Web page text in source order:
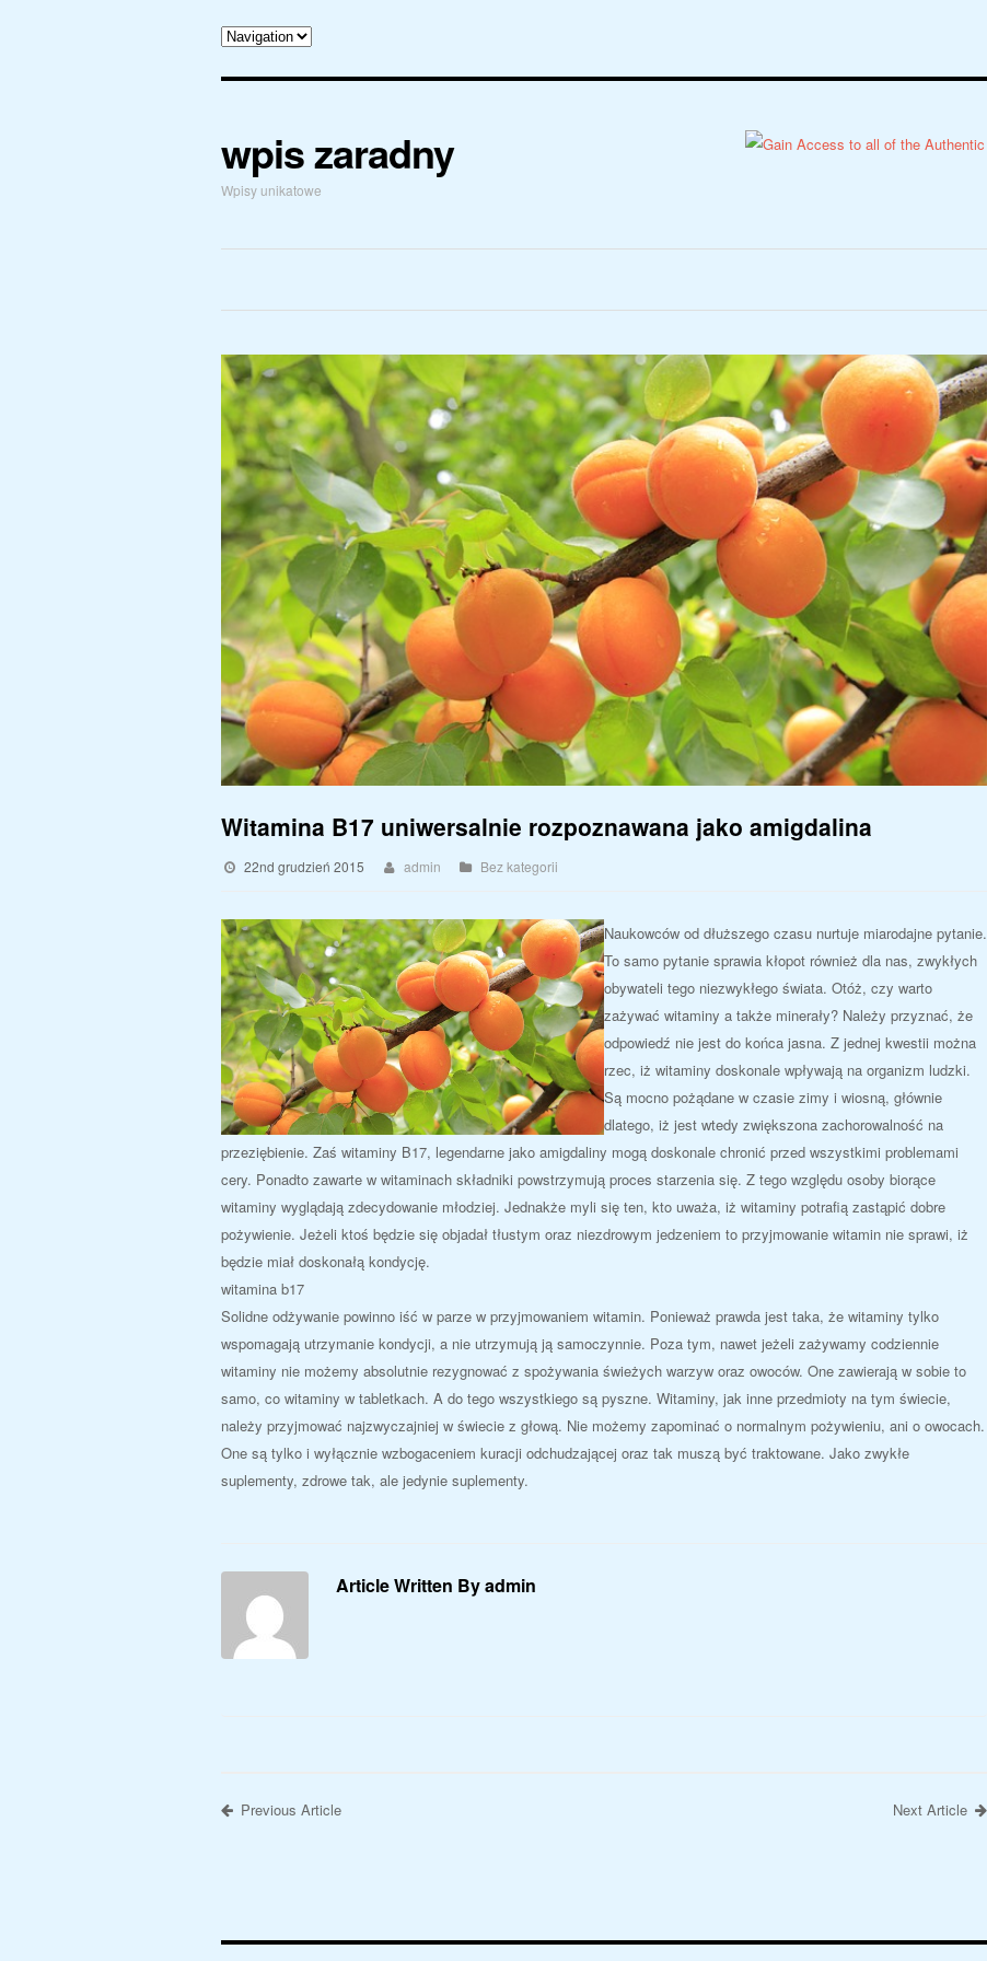
wpis zaradny
Wpisy unikatowe
Witamina B17 uniwersalnie rozpoznawana jako amigdalina
22nd grudzień 2015 admin Bez kategorii
Naukowców od dłuższego czasu nurtuje miarodajne pytanie.
To samo pytanie sprawia kłopot również dla nas, zwykłych
obywateli tego niezwykłego świata. Otóż, czy warto
zażywać witaminy a także minerały? Należy przyznać, że
odpowiedź nie jest do końca jasna. Z jednej kwestii można
rzec, iż witaminy doskonale wpływają na organizm ludzki.
Są mocno pożądane w czasie zimy i wiosną, głównie
dlatego, iż jest wtedy zwiększona zachorowalność na
przeziębienie. Zaś witaminy B17, legendarne jako amigdaliny mogą doskonale chronić przed wszystkimi problemami
cery. Ponadto zawarte w witaminach składniki powstrzymują proces starzenia się. Z tego względu osoby biorące
witaminy wyglądają zdecydowanie młodziej. Jednakże myli się ten, kto uważa, iż witaminy potrafią zastąpić dobre
pożywienie. Jeżeli ktoś będzie się objadał tłustym oraz niezdrowym jedzeniem to przyjmowanie witamin nie sprawi, iż
będzie miał doskonałą kondycję.
witamina b17
Solidne odżywanie powinno iść w parze w przyjmowaniem witamin. Ponieważ prawda jest taka, że witaminy tylko
wspomagają utrzymanie kondycji, a nie utrzymują ją samoczynnie. Poza tym, nawet jeżeli zażywamy codziennie
witaminy nie możemy absolutnie rezygnować z spożywania świeżych warzyw oraz owoców. One zawierają w sobie to
samo, co witaminy w tabletkach. A do tego wszystkiego są pyszne. Witaminy, jak inne przedmioty na tym świecie,
należy przyjmować najzwyczajniej w świecie z głową. Nie możemy zapominać o normalnym pożywieniu, ani o owocach.
One są tylko i wyłącznie wzbogaceniem kuracji odchudzającej oraz tak muszą być traktowane. Jako zwykłe
suplementy, zdrowe tak, ale jedynie suplementy.
Article Written By admin
Previous Article Next Article